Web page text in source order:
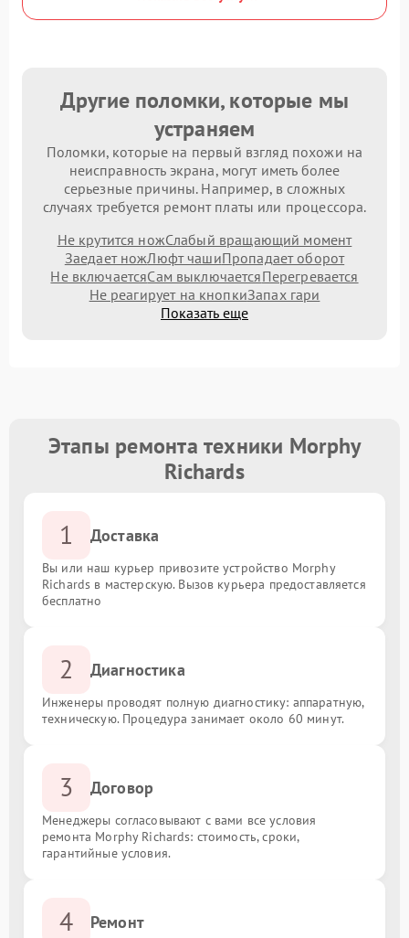
Другие поломки, которые мы
устраняем
Поломки, которые на первый взгляд похожи на
неисправность экрана, могут иметь более
серьезные причины. Например, в сложных
случаях требуется ремонт платы или процессора.
Не крутится ножСлабый вращающий момент
Заедает ножЛюфт чашиПропадает оборот
Не включаетсяСам выключаетсяПерегревается
Не реагирует на кнопкиЗапах гари
Показать еще
Этапы ремонта техники Morphy
Richards
1 Доставка
Вы или наш курьер привозите устройство Morphy
Richards в мастерскую. Вызов курьера предоставляется
бесплатно
2 Диагностика
Инженеры проводят полную диагностику: аппаратную,
техническую. Процедура занимает около 60 минут.
3 Договор
Менеджеры согласовывают с вами все условия
ремонта Morphy Richards: стоимость, сроки,
гарантийные условия.
4 Ремонт